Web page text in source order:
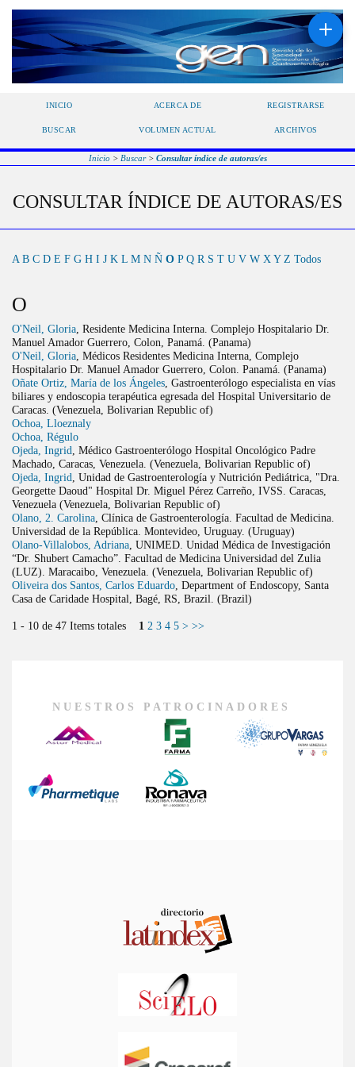
INICIO ACERCA DE REGISTRARSE
BUSCAR VOLUMEN ACTUAL ARCHIVOS
Inicio> Buscar> Consultar índice de autoras/es
CONSULTAR ÍNDICE DE AUTORAS/ES
A B C D E F G H I J K L M N Ñ O P Q R S T U V W XY Z Todos
O
O'Neil, Gloria , Residente Medicina Interna. Complejo Hospitalario Dr.
Manuel Amador Guerrero, Colon, Panamá. (Panama)
O'Neil, Gloria , Médicos Residentes Medicina Interna, Complejo
Hospitalario Dr. Manuel Amador Guerrero, Colon. Panamá. (Panama)
Oñate Ortiz, María de los Ángeles , Gastroenterólogo especialista en vías
biliares y endoscopia terapéutica egresada del Hospital Universitario de
Caracas. (Venezuela, Bolivarian Republic of)
Ochoa, Lloeznaly
Ochoa, Régulo
Ojeda, Ingrid , Médico Gastroenterólogo Hospital Oncológico Padre
Machado, Caracas, Venezuela. (Venezuela, Bolivarian Republic of)
Ojeda, Ingrid , Unidad de Gastroenterología y Nutrición Pediátrica, "Dra.
Georgette Daoud" Hospital Dr. Miguel Pérez Carreño, IVSS. Caracas,
Venezuela (Venezuela, Bolivarian Republic of)
Olano, 2. Carolina , Clínica de Gastroenterología. Facultad de Medicina.
Universidad de la República. Montevideo, Uruguay. (Uruguay)
Olano-Villalobos, Adriana , UNIMED. Unidad Médica de Investigación
“Dr. Shubert Camacho”. Facultad de Medicina Universidad del Zulia
(LUZ). Maracaibo, Venezuela. (Venezuela, Bolivarian Republic of)
Oliveira dos Santos, Carlos Eduardo , Department of Endoscopy, Santa
Casa de Caridade Hospital, Bagé, RS, Brazil. (Brazil)
1 - 10 de 47 Items totales 1 2 3 4 5 > >>
NUESTROS PATROCINADORES